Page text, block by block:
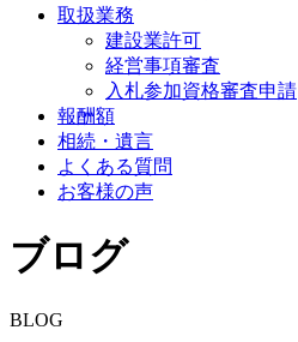
取扱業務
建設業許可
経営事項審査
入札参加資格審査申請
報酬額
相続・遺言
よくある質問
お客様の声
ブログ
BLOG